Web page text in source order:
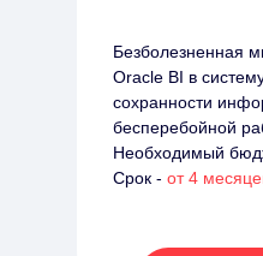
Безболезненная
Oracle BI в
сохранности
бесперебойной
Необходимый
Срок - от 4